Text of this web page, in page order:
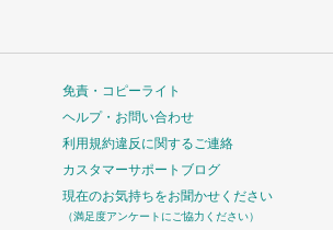
免責・コピーライト
ヘルプ・お問い合わせ
利用規約違反に関するご連絡
カスタマーサポートブログ
現在のお気持ちをお聞かせください
（満足度アンケートにご協力ください）